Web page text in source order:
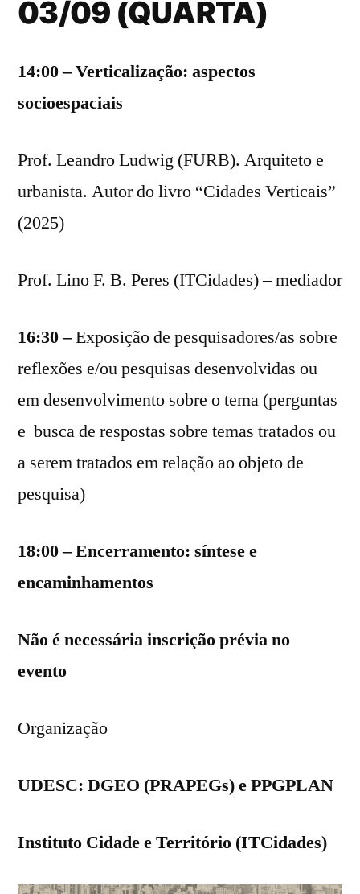
03/09 (QUARTA)
14:00 – Verticalização: aspectos
socioespaciais
Prof. Leandro Ludwig (FURB). Arquiteto e
urbanista. Autor do livro “Cidades Verticais”
(2025)
Prof. Lino F. B. Peres (ITCidades) – mediador
16:30 –Exposição de pesquisadores/as sobre
reflexões e/ou pesquisas desenvolvidas ou
em desenvolvimento sobre o tema (perguntas
e busca de respostas sobre temas tratados ou
a serem tratados em relação ao objeto de
pesquisa)
18:00 – Encerramento: síntese e
encaminhamentos
Não é necessária inscrição prévia no
evento
Organização
UDESC: DGEO (PRAPEGs) e PPGPLAN
Instituto Cidade e Território (ITCidades)